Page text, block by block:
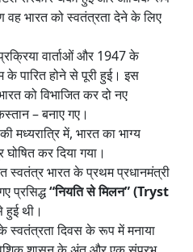
भारत को स्वतंत्रता देने के लिए
वार्ताओं और 1947 के
के पारित होने से पूरी हुई। इस
को विभाजित कर दो नए
– बनाए गए।
में, भारत का भाग्य
कर दिया गया।
स्वतंत्र भारत के प्रथम प्रधानमंत्री
प्रसिद्ध“नियति से मिलन” (Tryst
हुई थी।
स्वतंत्रता दिवस के रूप में मनाया